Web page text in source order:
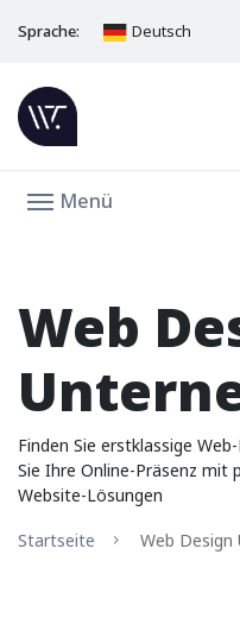
Sprache: Deutsch
Menü
Web
Finden Sie erstklassige
Sie Ihre Online-Präsenz mit
Website-Lösungen
Startseite
Web Design